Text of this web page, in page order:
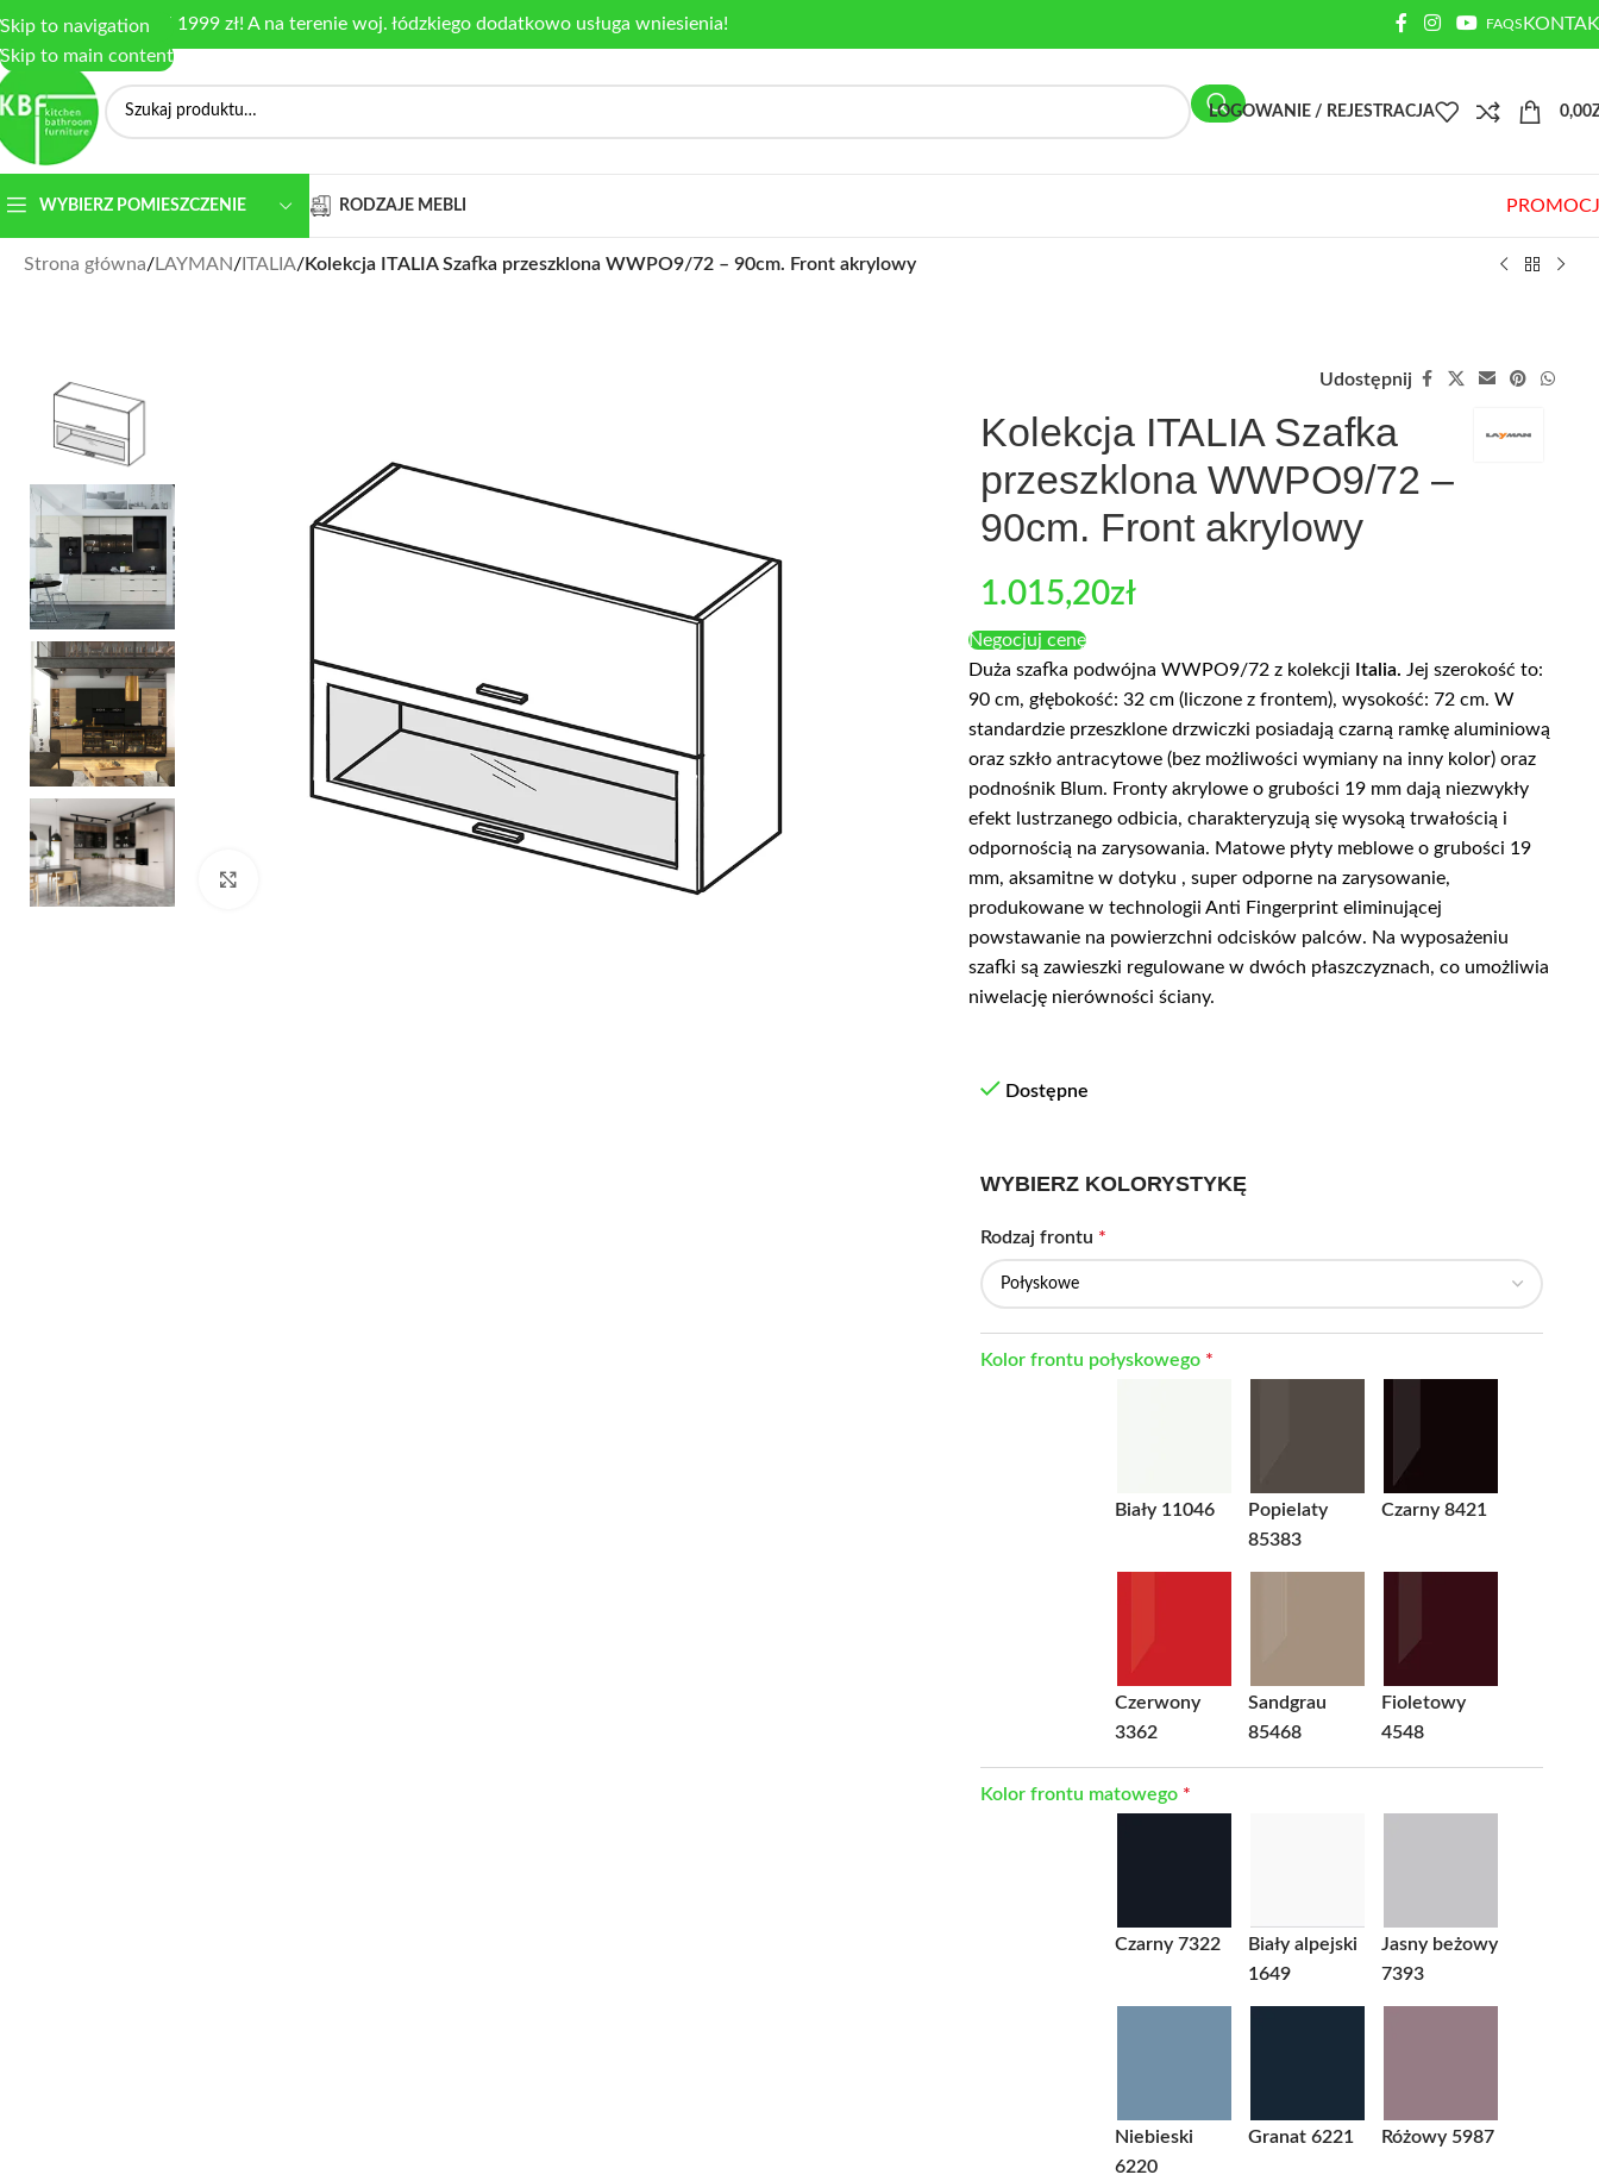
Skip to navigation
Skip to main content
dostawa od 1999 zł! A na terenie woj. łódzkiego dodatkowo usługa wniesienia! FAQS
LOGOWANIE / REJESTRACJA 0,00
WYBIERZ POMIESZCZENIE RODZAJE MEBLI
Strona główna/LAYMAN/ ITALIA/Kolekcja ITALIA Szafka przeszklona WWPO9/72 – 90cm. Front akrylowy
Udostępnij
Kolekcja ITALIA Szafka
przeszklona WWPO9/72 –
90cm. Front akrylowy
1.015,20zł
Negocjuj cenę
Duża szafka podwójna WWPO9/72 z kolekcji
Italia. Jej szerokość to:
90 cm, głębokość: 32 cm (liczone z frontem), wysokość: 72 cm. W
standardzie przeszklone drzwiczki posiadają czarną ramkę aluminiową
oraz szkło antracytowe (bez możliwości wymiany na inny kolor) oraz
podnośnik Blum. Fronty akrylowe o grubości 19 mm dają niezwykły
efekt lustrzanego odbicia, charakteryzują się wysoką trwałością i
odpornością na zarysowania. Matowe płyty meblowe o grubości 19
mm, aksamitne w dotyku , super odporne na zarysowanie,
produkowane w technologii Anti Fingerprint eliminującej
powstawanie na powierzchni odcisków palców. Na wyposażeniu
szafki są zawieszki regulowane w dwóch płaszczyznach, co umożliwia
niwelację nierówności ściany.
Dostępne
WYBIERZ KOLORYSTYKĘ
Rodzaj frontu *
Kolor frontu połyskowego *
Biały 11046
Popielaty
85383
Czarny 8421
Czerwony
3362
Sandgrau
85468
Fioletowy
4548
Kolor frontu matowego *
Czarny 7322
Biały alpejski
1649
Jasny beżowy
7393
Niebieski
6220
Granat 6221 Różowy 5987